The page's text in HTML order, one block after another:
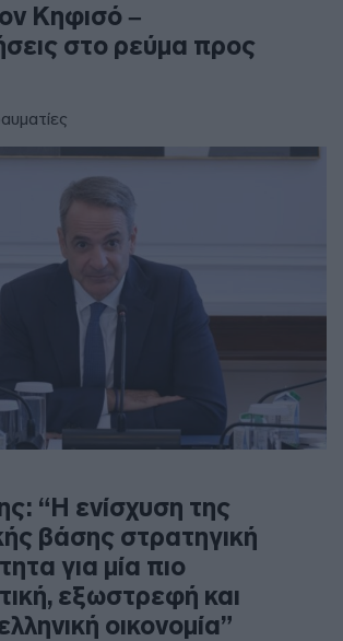
Κηφισό –
στο ρεύμα προς
“Η ενίσχυση της
βάσης στρατηγική
για μία πιο
εξωστρεφή και
οικονομία”